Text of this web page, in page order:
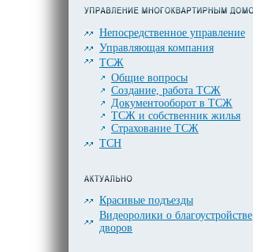
Непосредственное управление
Управляющая компания
ТСЖ
Общие вопросы
Создание, работа ТСЖ
Документооборот в ТСЖ
ТСЖ и собственник жилья
Страхование ТСЖ
ТСН
Красивые подъезды
Видеоролики о благоустройстве
дворов